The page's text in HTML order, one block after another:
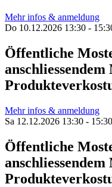
Mehr infos & anmeldung
Do 10.12.2026 13:30 -
Öffentliche
anschliessendem
Mehr infos & anmeldung
Sa 12.12.2026 13:30 -
Öffentliche
anschliessendem